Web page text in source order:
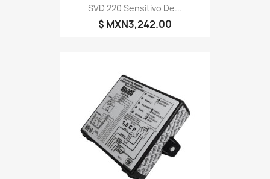
SVD 220 Sensitivo De...
$ MXN3,242.00